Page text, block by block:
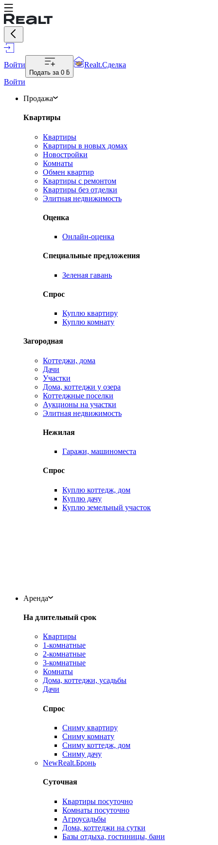
Войти
Подать за 0 ƃ
Realt.Сделка
Войти
Продажа
Квартиры
Квартиры
Квартиры в новых домах
Новостройки
Комнаты
Обмен квартир
Квартиры с ремонтом
Квартиры без отделки
Элитная недвижимость
Оценка
Онлайн-оценка
Специальные предложения
Зеленая гавань
Спрос
Куплю квартиру
Куплю комнату
Загородная
Коттеджи, дома
Дачи
Участки
Дома, коттеджи у озера
Коттеджные поселки
Аукционы на участки
Элитная недвижимость
Нежилая
Гаражи, машиноместа
Спрос
Куплю коттедж, дом
Куплю дачу
Куплю земельный участок
Аренда
На длительный срок
Квартиры
1-комнатные
2-комнатные
3-комнатные
Комнаты
Дома, коттеджи, усадьбы
Дачи
Спрос
Сниму квартиру
Сниму комнату
Сниму коттедж, дом
Сниму дачу
NewRealt.Бронь
Суточная
Квартиры посуточно
Комнаты посуточно
Агроусадьбы
Дома, коттеджи на сутки
Базы отдыха, гостиницы, бани